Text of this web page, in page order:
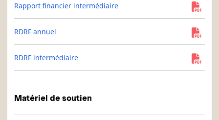
Rapport financier intermédiaire
RDRF annuel
RDRF intermédiaire
Matériel de soutien